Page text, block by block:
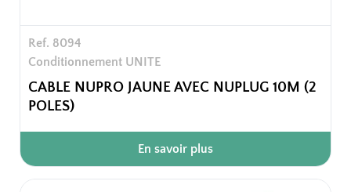
Ref. 8094
Conditionnement UNITE
CABLE NUPRO JAUNE AVEC NUPLUG 10M (2
POLES)
En savoir plus